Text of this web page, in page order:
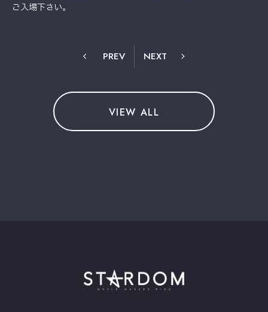
ご入場下さい。
PREV NEXT
VIEW ALL